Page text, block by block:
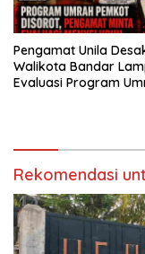
Pengamat Unila
Walikota Bandar
Evaluasi Program
Rekomendasi